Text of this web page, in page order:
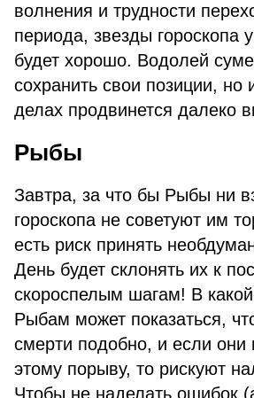
волнения и трудности
периода, звезды гороскопа
будет хорошо. Водолей
сохранить свои позиции, но
делах продвинется далеко
Рыбы
Завтра, за что бы Рыбы ни
гороскопа не советуют им
есть риск принять
День будет склонять их к
скороспелым шагам! В
Рыбам может показаться,
смерти подобно, и если они
этому порыву, то рискуют
Чтобы не наделать ошибок